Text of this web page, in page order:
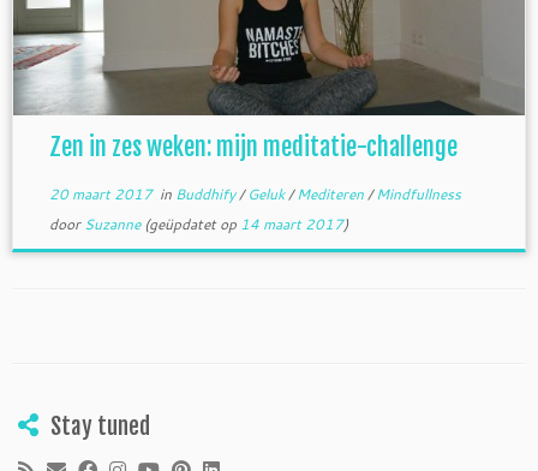
Zen in zes weken: mijn meditatie-challenge
20 maart 2017in Buddhify/Geluk/Mediteren/Mindfullness
doorSuzanne(geüpdatet op 14 maart 2017)
Stay tuned